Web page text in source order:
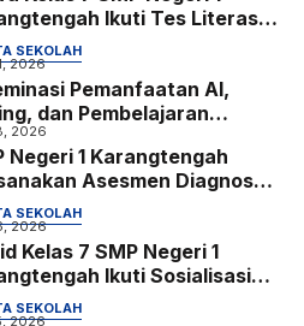
Ikuti Tes Literasi,
Bakat Minat, serta
Kondisi Sosial
dan Konsentrasi
SEKOLAH
2026
Pemanfaatan AI,
dan Pembelajaran
sebagai Upaya
Kompetensi Guru
2026
Negeri 1 Karangtengah
Asesmen Diagnostik
Lembaga Psikologi
bagi Siswa Kelas 7
SEKOLAH
2026
Kelas 7 SMP Negeri 1
Ikuti Sosialisasi
Ramah Anak dan Kreasi
SEKOLAH
2026